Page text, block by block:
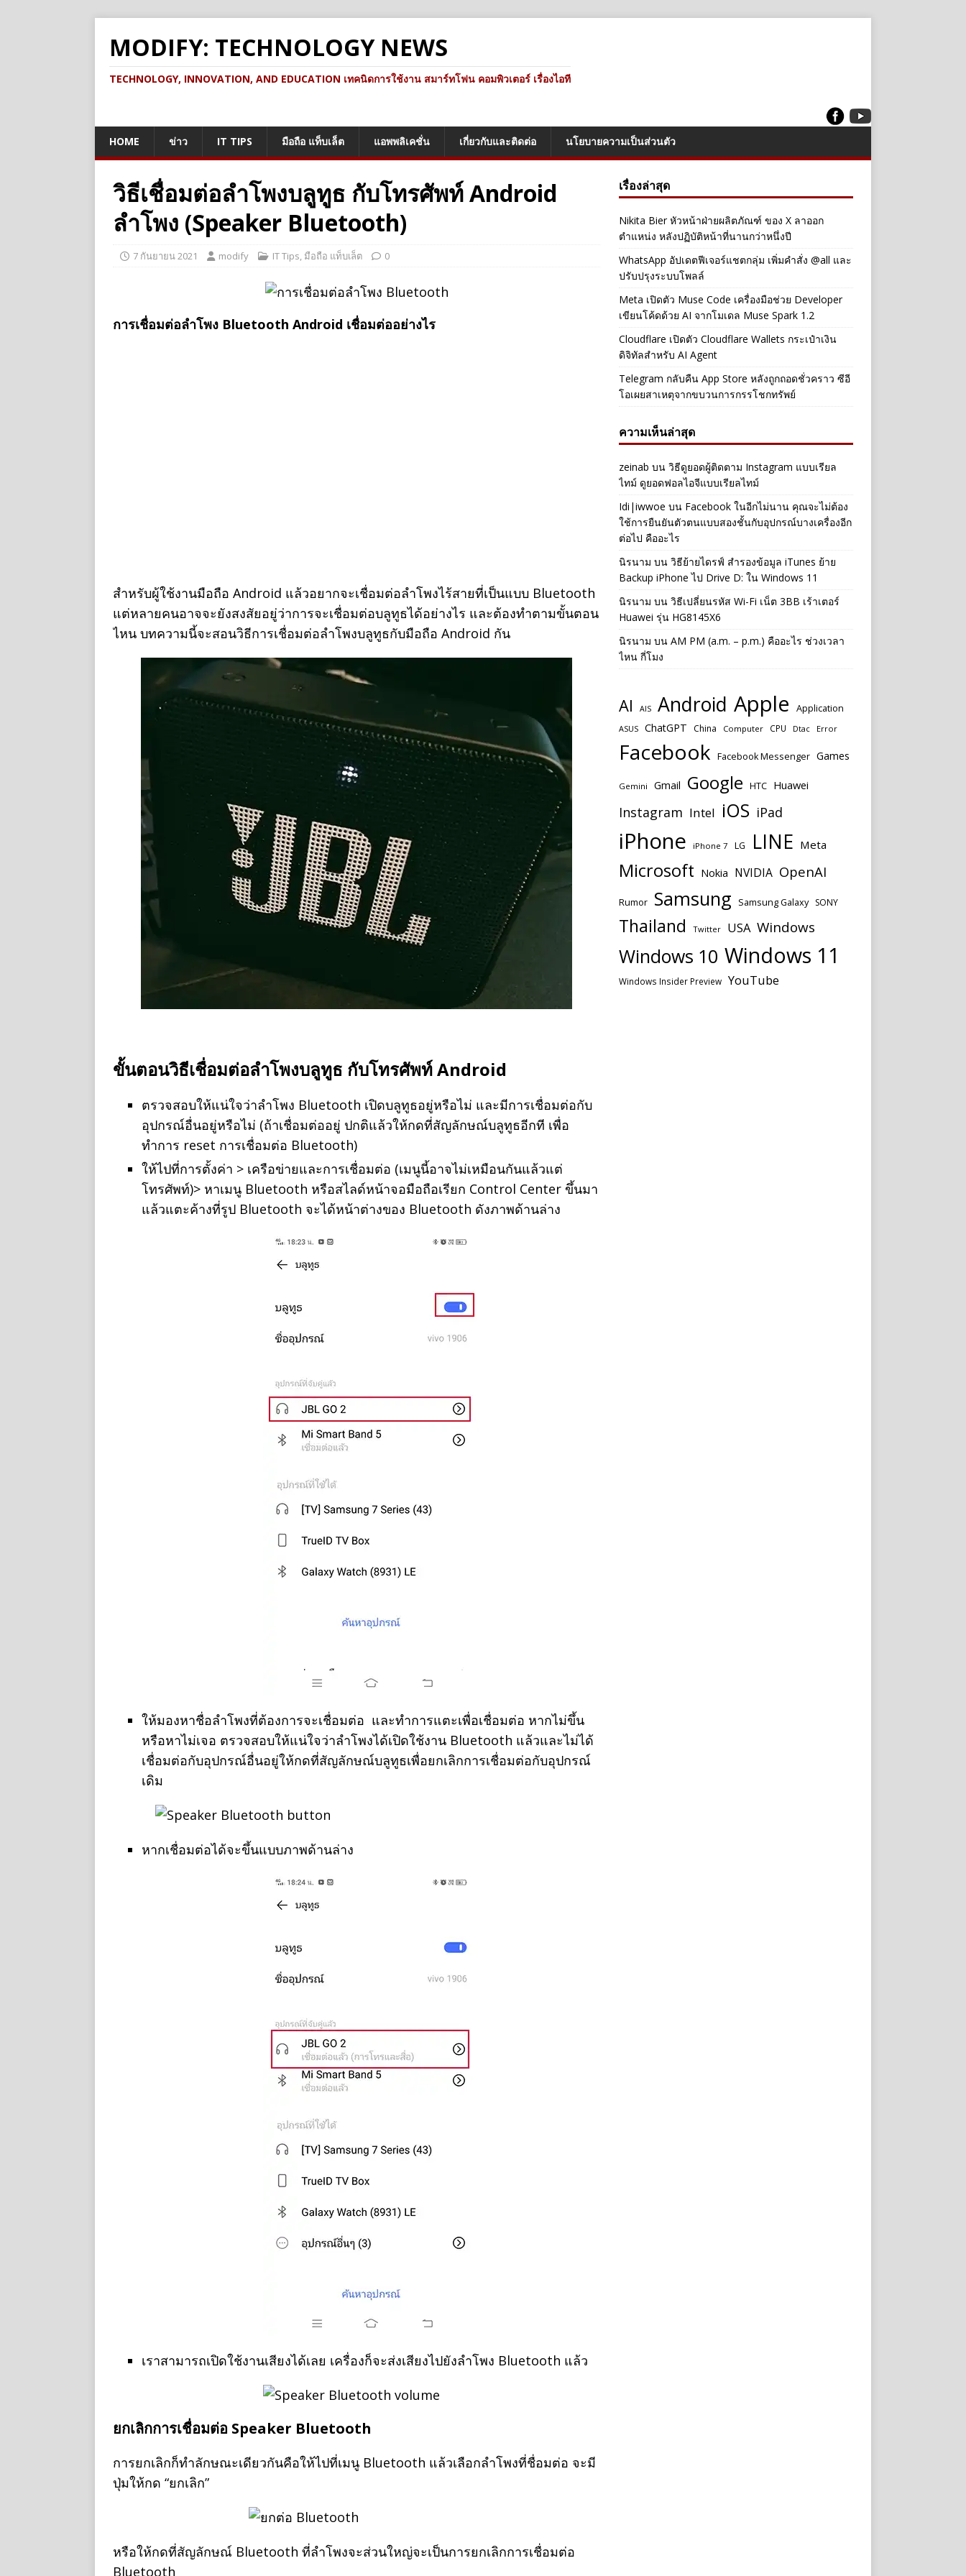
MODIFY: TECHNOLOGY NEWS
TECHNOLOGY, INNOVATION, AND EDUCATION เทคนิดการใช้งาน สมาร์ทโฟน คอมพิวเตอร์ เรื่องไอที
HOME ข่าว IT TIPS มือถือ แท็บเล็ต แอพพลิเคชั่น เกี่ยวกับและติดต่อ นโยบายความเป็นส่วนตัว
วิธีเชื่อมต่อลําโพงบลูทูธ กับโทรศัพท์ Android
ลำโพง (Speaker Bluetooth)
7 กันยายน 2021 modify IT Tips, มือถือ แท็บเล็ต 0
การเชื่อมต่อลำโพง Bluetooth Android เชื่อมต่ออย่างไร
สำหรับผู้ใช้งานมือถือ Android แล้วอยากจะเชื่อมต่อลำโพงไร้สายที่เป็นแบบ Bluetooth
แต่หลายคนอาจจะยังสงสัยอยู่ว่าการจะเชื่อมต่อบลูทูธได้อย่างไร และต้องทำตามขั้นตอน
ไหน บทความนี้จะสอนวิธีการเชื่อมต่อลำโพงบลูทูธกับมือถือ Android กัน
ขั้นตอนวิธีเชื่อมต่อลําโพงบลูทูธ กับโทรศัพท์ Android
ตรวจสอบให้แน่ใจว่าลำโพง Bluetooth เปิดบลูทูธอยู่หรือไม่ และมีการเชื่อมต่อกับ
อุปกรณ์อื่นอยู่หรือไม่ (ถ้าเชื่อมต่ออยู่ ปกติแล้วให้กดที่สัญลักษณ์บลูทูธอีกที เพื่อ
ทำการ reset การเชื่อมต่อ Bluetooth)
ให้ไปที่การตั้งค่า > เครือข่ายและการเชื่อมต่อ (เมนูนี้อาจไม่เหมือนกันแล้วแต่
โทรศัพท์)> หาเมนู Bluetooth หรือสไลด์หน้าจอมือถือเรียก Control Center ขึ้นมา
แล้วแตะค้างที่รูป Bluetooth จะได้หน้าต่างของ Bluetooth ดังภาพด้านล่าง
ให้มองหาชื่อลำโพงที่ต้องการจะเชื่อมต่อ และทำการแตะเพื่อเชื่อมต่อ หากไม่ขึ้น
หรือหาไม่เจอ ตรวจสอบให้แน่ใจว่าลำโพงได้เปิดใช้งาน Bluetooth แล้วและไม่ได้
เชื่อมต่อกับอุปกรณ์อื่นอยู่ให้กดที่สัญลักษณ์บลูทูธเพื่อยกเลิกการเชื่อมต่อกับอุปกรณ์
เดิม
หากเชื่อมต่อได้จะขึ้นแบบภาพด้านล่าง
เราสามารถเปิดใช้งานเสียงได้เลย เครื่องก็จะส่งเสียงไปยังลำโพง Bluetooth แล้ว
ยกเลิกการเชื่อมต่อ Speaker Bluetooth
การยกเลิกก็ทำลักษณะเดียวกันคือให้ไปที่เมนู Bluetooth แล้วเลือกลำโพงที่ชื่อมต่อ จะมี
ปุ่มให้กด “ยกเลิก”
หรือให้กดที่สัญลักษณ์ Bluetooth ที่ลำโพงจะส่วนใหญ่จะเป็นการยกเลิกการเชื่อมต่อ
Bluetooth
เรื่องล่าสุด
Nikita Bier หัวหน้าฝ่ายผลิตภัณฑ์ ของ X ลาออก
ตำแหน่ง หลังปฏิบัติหน้าที่นานกว่าหนึ่งปี
WhatsApp อัปเดตฟีเจอร์แชตกลุ่ม เพิ่มคำสั่ง @all และ
ปรับปรุงระบบโพลล์
Meta เปิดตัว Muse Code เครื่องมือช่วย Developer
เขียนโค้ดด้วย AI จากโมเดล Muse Spark 1.2
Cloudflare เปิดตัว Cloudflare Wallets กระเป๋าเงิน
ดิจิทัลสำหรับ AI Agent
Telegram กลับคืน App Store หลังถูกถอดชั่วคราว ซีอี
โอเผยสาเหตุจากขบวนการกรรโชกทรัพย์
ความเห็นล่าสุด
zeinab บน วิธีดูยอดผู้ติดตาม Instagram แบบเรียล
ไทม์ ดูยอดฟอลไอจีแบบเรียลไทม์
Idi|iwwoe บน Facebook ในอีกไม่นาน คุณจะไม่ต้อง
ใช้การยืนยันตัวตนแบบสองชั้นกับอุปกรณ์บางเครื่องอีก
ต่อไป คืออะไร
นิรนาม บน วิธีย้ายไดรฟ์ สำรองข้อมูล iTunes ย้าย
Backup iPhone ไป Drive D: ใน Windows 11
นิรนาม บน วิธีเปลี่ยนรหัส Wi-Fi เน็ต 3BB เร้าเตอร์
Huawei รุ่น HG8145X6
นิรนาม บน AM PM (a.m. – p.m.) คืออะไร ช่วงเวลา
ไหน กี่โมง
AI AIS Android Apple Application
ASUS ChatGPT China Computer CPU Dtac Error
Facebook Facebook Messenger Games
Gemini Gmail Google HTC Huawei
Instagram Intel iOS iPad
iPhone iPhone 7 LG LINE Meta
Microsoft Nokia NVIDIA OpenAI
Rumor Samsung Samsung Galaxy SONY
Thailand Twitter USA Windows
Windows 10 Windows 11
Windows Insider Preview YouTube